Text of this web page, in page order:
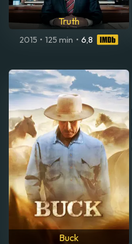
Truth
2015 • 125 min • 6,8
Buck